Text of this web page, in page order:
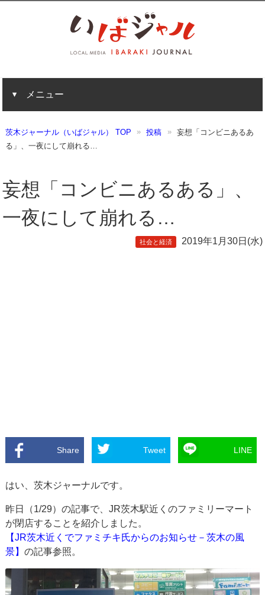
メニュー
茨木ジャーナル（いばジャル） TOP 投稿
妄想「コンビニあるあ
る」、一夜にして崩れる…
妄想「コンビニあるある」、
一夜にして崩れる…
社会と経済 2019年1月30日(水)
Share Tweet LINE
はい、茨木ジャーナルです。
昨日（1/29）の記事で、JR茨木駅近くのファミリーマート
が閉店することを紹介しました。
【JR茨木近くでファミチキ氏からのお知らせ－茨木の風
景】の記事参照。